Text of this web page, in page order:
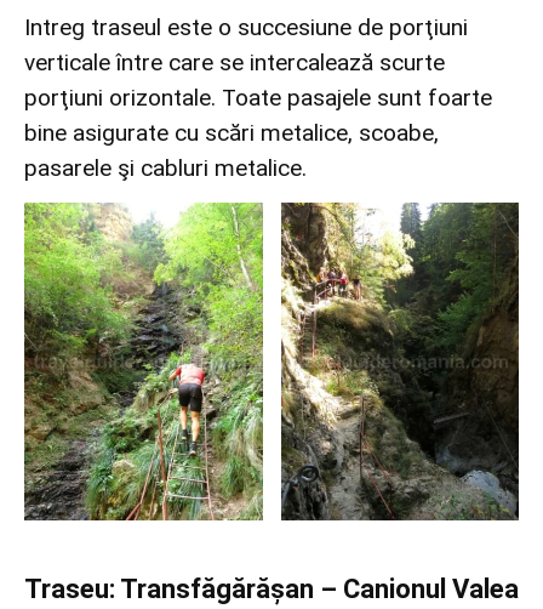
Intreg traseul este o succesiune de porţiuni
verticale între care se intercalează scurte
porţiuni orizontale. Toate pasajele sunt foarte
bine asigurate cu scări metalice, scoabe,
pasarele şi cabluri metalice.
Traseu: Transfăgărășan – Canionul Valea